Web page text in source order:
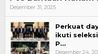
Desember 31, 2025
Perkuat
ikuti
P…
Desember 24,